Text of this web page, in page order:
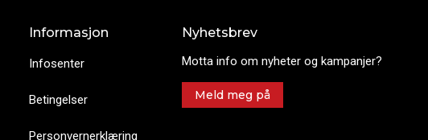
Informasjon
Infosenter
Betingelser
Personvernerklæring
Nyhetsbrev
Motta info om nyheter og kampanjer?
Meld meg på